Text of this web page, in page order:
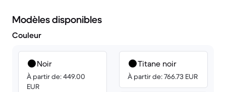
Modèles disponibles
Couleur
Noir
À partir de: 449.00
EUR
Titane noir
À partir de: 766.73 EUR